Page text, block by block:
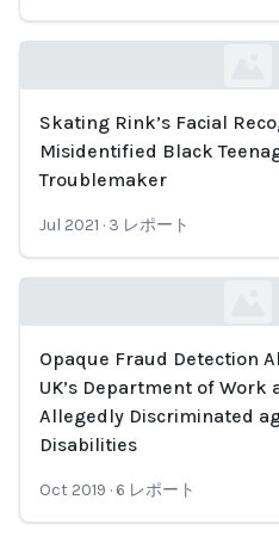
Loading...
Skating Rink’s Facial
Misidentified Black
Troublemaker
Jul 2021 · 3 レポート
Loading...
Opaque Fraud Detection
UK’s Department of Work
Allegedly Discriminated
Disabilities
Oct 2019 · 6 レポート